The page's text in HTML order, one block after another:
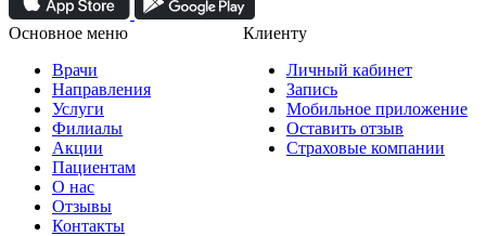
Основное меню
Врачи
Направления
Услуги
Филиалы
Акции
Пациентам
О нас
Отзывы
Контакты
Клиенту
Личный кабинет
Запись
Мобильное приложение
Оставить отзыв
Страховые компании